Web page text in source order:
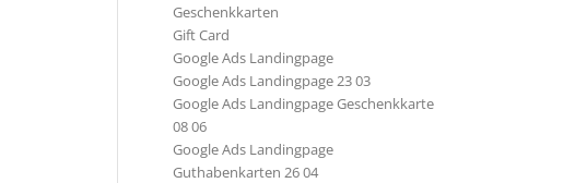
Geschenkkarten
Gift Card
Google Ads Landingpage
Google Ads Landingpage 23 03
Google Ads Landingpage Geschenkkarte
08 06
Google Ads Landingpage
Guthabenkarten 26 04